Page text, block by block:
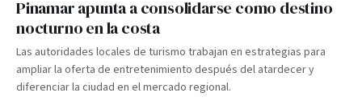
Pinamar apunta a consolidarse como destino
nocturno en la costa
Las autoridades locales de turismo trabajan en estrategias para
ampliar la oferta de entretenimiento después del atardecer y
diferenciar la ciudad en el mercado regional.